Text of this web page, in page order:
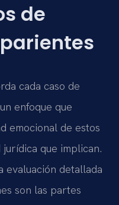
de
cada caso de
enfoque que
emocional de estos
que implican.
evaluación detallada
son las partes